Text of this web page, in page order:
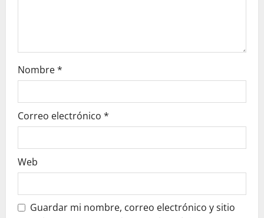
Nombre*
Correo electrónico *
Web
Guardar mi nombre, correo electrónico y sitio